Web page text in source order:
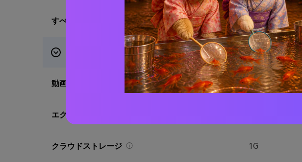
すべてのAIツールへのアクセス
動画エクスポートの最大長 10分
エクスポート品質
クラウドストレージ 1G